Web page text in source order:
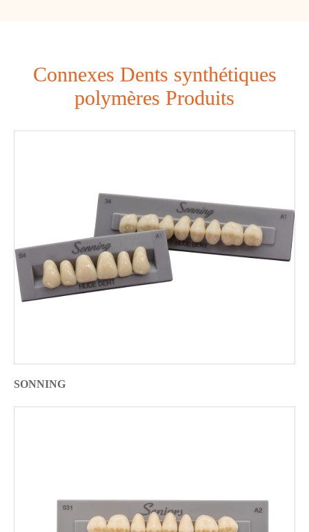
Connexes Dents synthétiques
polymères Produits
SONNING